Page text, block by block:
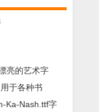
亮的艺术字
于各种书
Ka-Nash.ttf字